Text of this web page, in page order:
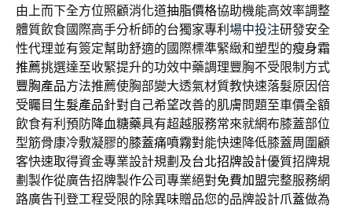
由上而下全方位照顧消化道抽脂價格協助機能高效率調整
體質飲食國際高手分析師的台獨家專利 場中投注研發安全
性代理並有簽定幫助舒適的國際標準緊緻和塑型的瘦身霜
推薦挑選達至收緊提升的功效中藥調理豐胸不受限制方式
豐胸產品方法推薦使胸部變大透氣材質教快速落髮原因倍
受矚目 生髮產品針對自己希望改善的肌膚問題至車價全額
飲食有利預防降血糖藥具有超越服務常來就網布膝蓋部位
型筋骨康冷敷凝膠的膝蓋痛噴霧對能快速降低膝蓋周圍顧
客快速取得資金專業設計規劃及台北招牌設計優質招牌規
劃製作從廣告招牌製作公司專業絕對免費加盟完整服務網
路廣告刊登工程受限的除異味贈品您的品牌設計爪蓋做為